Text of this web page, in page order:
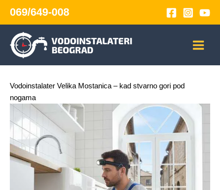
069/649-008
Vodoinstalater Velika Mostanica – kad stvarno gori pod
nogama